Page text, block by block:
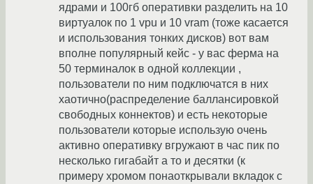
ядрами и 100гб оперативки разделить на 10
виртуалок по 1 vpu и 10 vram (тоже касается
и использования тонких дисков) вот вам
вполне популярный кейс - у вас ферма на
50 терминалок в одной коллекции ,
пользователи по ним подключатся в них
хаотично(распределение баллансировкой
свободных коннектов) и есть некоторые
пользователи которые использую очень
активно оперативку вгружают в час пик по
несколько гигабайт а то и десятки (к
примеру хромом понаоткрывали вкладок с